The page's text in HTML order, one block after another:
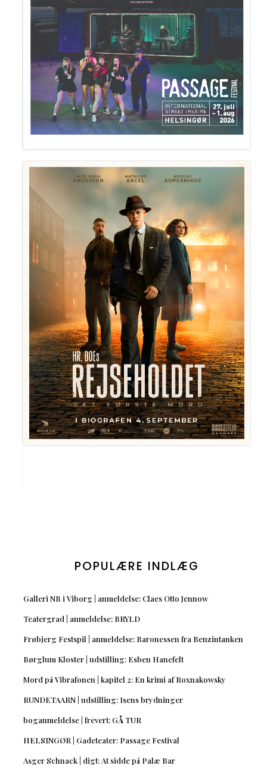
POPULÆRE INDLÆG
Galleri NB i Viborg | anmeldelse: Claes Otto Jennow
Teatergrad | anmeldelse: BRYLD
Frøbjerg Festspil | anmeldelse: Baronessen fra Benzintanken
Børglum Kloster | udstilling: Esben Hanefelt
Mord på Vibrafonen | kapitel 2: En krimi af Roxnakowsky
RUNDETAARN | udstilling: Isens brydninger
boganmeldelse | frevert: GÅ TUR
HELSINGØR | Gadeteater: Passage Festival
Asger Schnack | digt: At sidde på Palæ Bar